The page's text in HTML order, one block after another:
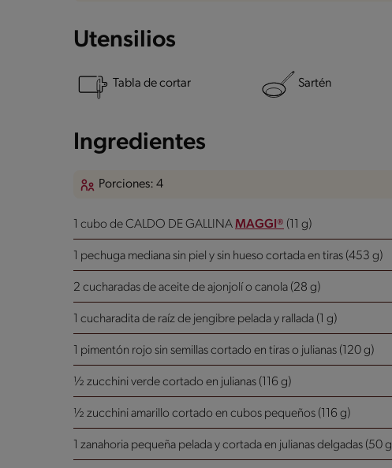
Utensilios
Tabla de cortar Sartén
Ingredientes
Porciones: 4
1 cubo de CALDO DE GALLINAMAGGI® (11 g)
1 pechuga mediana sin piel y sin hueso cortada en tiras (453 g)
2 cucharadas de aceite de ajonjolí o canola (28 g)
1 cucharadita de raíz de jengibre pelada y rallada (1 g)
1 pimentón rojo sin semillas cortado en tiras o julianas (120 g)
½ zucchini verde cortado en julianas (116 g)
½ zucchini amarillo cortado en cubos pequeños (116 g)
1 zanahoria pequeña pelada y cortada en julianas delgadas (50